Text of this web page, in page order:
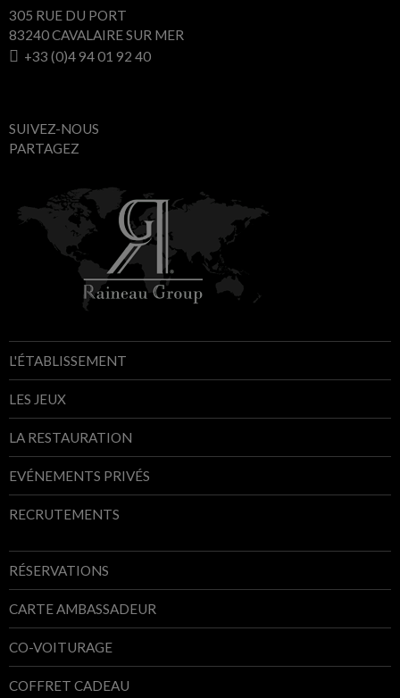
305 RUE DU PORT
83240 CAVALAIRE SUR MER
+33 (0)4 94 01 92 40
SUIVEZ-NOUS
PARTAGEZ
L'ÉTABLISSEMENT
LES JEUX
LA RESTAURATION
EVÉNEMENTS PRIVÉS
RECRUTEMENTS
RÉSERVATIONS
CARTE AMBASSADEUR
CO-VOITURAGE
COFFRET CADEAU